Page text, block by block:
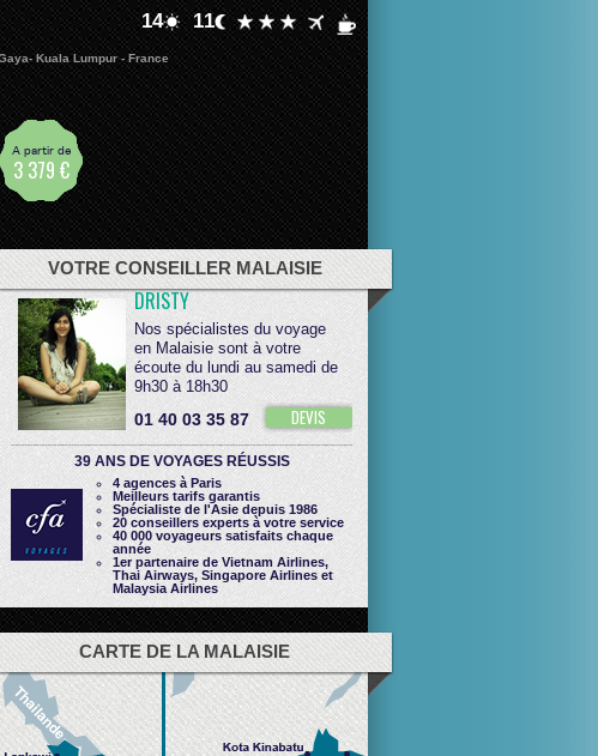
Kuala Lumpur - France
14 11
A partir de
3 379 €
DRISTY
Nos spécialistes du voyage
en Malaisie sont à votre
écoute du lundi au samedi de
9h30 à 18h30
01 40 03 35 87 DEVIS
39 ANS DE VOYAGES RÉUSSIS
4 agences à Paris
Meilleurs tarifs garantis
Spécialiste de l'Asie depuis 1986
20 conseillers experts à votre service
40 000 voyageurs satisfaits chaque
année
1er partenaire de Vietnam Airlines,
Thai Airways, Singapore Airlines et
Malaysia Airlines
VOTRE CONSEILLER MALAISIE
CARTE DE LA MALAISIE